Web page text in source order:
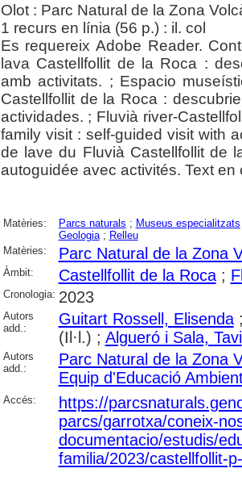
Olot : Parc Natural de la Zona
1 recurs en línia (56 p.) : il. col
Es requereix Adobe Reader.
lava Castellfollit de la Roca :
amb activitats. ; Espacio
Castellfollit de la Roca :
actividades. ; Fluvià river-
family visit : self-guided visit with
de lave du Fluvià Castellfollit de
autoguidée avec activités. Text
Matèries: Parcs naturals ; Museus especialitzats
Geologia; Relleu
Matèries:
Parc Natural de la Zona
Àmbit: Castellfollit de la Roca;
Cronologia: 2023
Autors
add.:
Guitart Rossell, Elisenda
(Il·l.) ; Algueró i Sala, Tavi
Autors
add.:
Parc Natural de la Zona
Equip d'Educació
Accés:
https://
parcs/garrotxa/coneix-
documentacio/estudis/
familia/2023/castellfollit-